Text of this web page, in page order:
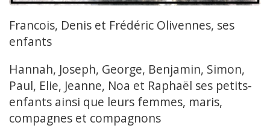
Francois, Denis et Frédéric Olivennes, ses
enfants
Hannah, Joseph, George, Benjamin, Simon,
Paul, Elie, Jeanne, Noa et Raphaël ses petits-
enfants ainsi que leurs femmes, maris,
compagnes et compagnons